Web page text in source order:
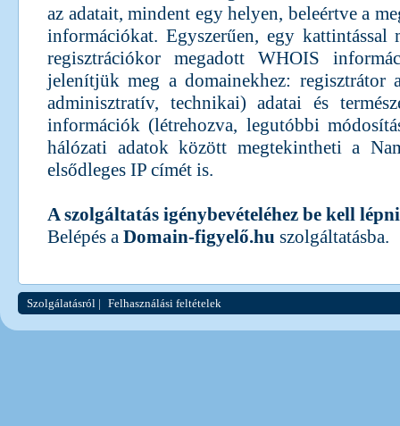
az adatait, mindent egy helyen, beleértve a
információkat. Egyszerűen, egy kattintással
regisztrációkor megadott WHOIS
jelenítjük meg a domainekhez: regisztrátor
adminisztratív, technikai) adatai és
információk (létrehozva, legutóbbi
hálózati adatok között megtekintheti a
elsődleges IP címét is.
A szolgáltatás igénybevételéhez be kell
Belépés a Domain-figyelő.hu szolgáltatásba.
Szolgálatásról | Felhasználási feltételek